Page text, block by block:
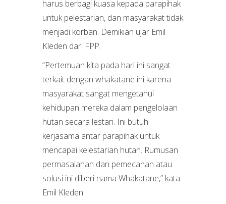
harus berbagi kuasa kepada parapihak
untuk pelestarian, dan masyarakat tidak
menjadi korban. Demikian ujar Emil
Kleden dari FPP.
“Pertemuan kita pada hari ini sangat
terkait dengan whakatane ini karena
masyarakat sangat mengetahui
kehidupan mereka dalam pengelolaan
hutan secara lestari. Ini butuh
kerjasama antar parapihak untuk
mencapai kelestarian hutan. Rumusan
permasalahan dan pemecahan atau
solusi ini diberi nama Whakatane,” kata
Emil Kleden.